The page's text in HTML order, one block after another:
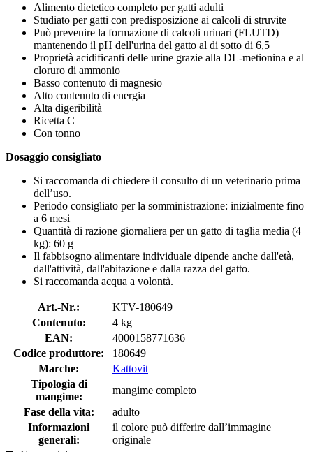
Alimento dietetico completo per gatti adulti
Studiato per gatti con predisposizione ai calcoli di struvite
Può prevenire la formazione di calcoli urinari (FLUTD)
mantenendo il pH dell'urina del gatto al di sotto di 6,5
Proprietà acidificanti delle urine grazie alla DL-metionina e al
cloruro di ammonio
Basso contenuto di magnesio
Alto contenuto di energia
Alta digeribilità
Ricetta C
Con tonno
Dosaggio consigliato
Si raccomanda di chiedere il consulto di un veterinario prima
dell’uso.
Periodo consigliato per la somministrazione: inizialmente fino
a 6 mesi
Quantità di razione giornaliera per un gatto di taglia media (4
kg): 60 g
Il fabbisogno alimentare individuale dipende anche dall'età,
dall'attività, dall'abitazione e dalla razza del gatto.
Si raccomanda acqua a volontà.
Art.-Nr.:
KTV-180649
Contenuto:
4 kg
EAN:
4000158771636
Codice produttore:
180649
Marche:
Kattovit
Tipologia di
mangime:
mangime completo
Fase della vita:
adulto
Informazioni
generali:
il colore può differire dall’immagine
originale